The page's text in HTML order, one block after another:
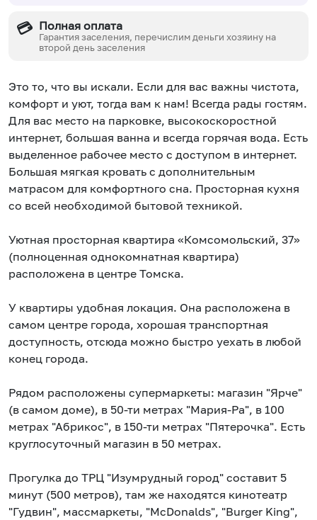
💳 Полная оплата
Гарантия заселения, перечислим деньги хозяину на
второй день заселения
Это то, что вы искали. Если для вас важны чистота,
комфорт и уют, тогда вам к нам! Всегда рады гостям.
Для вас место на парковке, высокоскоростной
интернет, большая ванна и всегда горячая вода. Есть
выделенное рабочее место с доступом в интернет.
Большая мягкая кровать с дополнительным
матрасом для комфортного сна. Просторная кухня
со всей необходимой бытовой техникой.
Уютная просторная квартира «Комсомольский, 37»
(полноценная однокомнатная квартира)
расположена в центре Томска.
У квартиры удобная локация. Она расположена в
самом центре города, хорошая транспортная
доступность, отсюда можно быстро уехать в любой
конец города.
Рядом расположены супермаркеты: магазин "Ярче"
(в самом доме), в 50-ти метрах "Мария-Ра", в 100
метрах "Абрикос", в 150-ти метрах "Пятерочка". Есть
круглосуточный магазин в 50 метрах.
Прогулка до ТРЦ "Изумрудный город" составит 5
минут (500 метров), там же находятся кинотеатр
"Гудвин", массмаркеты, "McDonalds", "Burger King",